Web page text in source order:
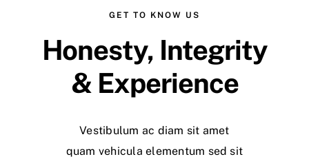
GET TO KNOW US
Honesty, Integrity
& Experience
Vestibulum ac diam sit amet
quam vehicula elementum sed sit